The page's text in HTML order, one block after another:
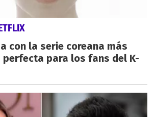
con la serie coreana más
perfecta para los fans del K-